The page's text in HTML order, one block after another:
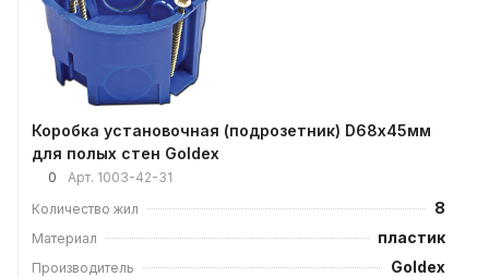
Коробка установочная (подрозетник) D68х45мм
для полых стен Goldex
0 Арт. 1003-42-31
Количество жил
8
Материал пластик
Производитель Goldex